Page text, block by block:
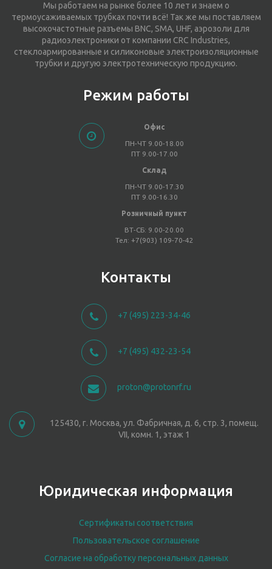
Мы работаем на рынке более 10 лет и знаем о
термоусаживаемых трубках почти всё! Так же мы поставляем
высокочастотные разъемы BNC, SMA, UHF, аэрозоли для
радиоэлектроники от компании CRC Industries,
стеклоармированные и силиконовые электроизоляционные
трубки и другую электротехническую продукцию.
Режим работы
Офис
ПН-ЧТ 9.00-18.00
ПТ 9.00-17.00
Склад
ПН-ЧТ 9.00-17.30
ПТ 9.00-16.30
Розничный пункт
ВТ-СБ: 9.00-20.00
Тел: +7(903) 109-70-42
Контакты
+7 (495) 223-34-46
+7 (495) 432-23-54
proton@protonrf.ru
125430, г. Москва, ул. Фабричная, д. 6, стр. 3, помещ.
VII, комн. 1, этаж 1
Юридическая информация
Сертификаты соответствия
Пользовательское соглашение
Согласие на обработку персональных данных